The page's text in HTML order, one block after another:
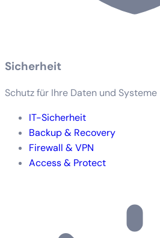
Sicherheit
Schutz für Ihre Daten und Systeme
IT-Sicherheit
Backup & Recovery
Firewall & VPN
Access & Protect